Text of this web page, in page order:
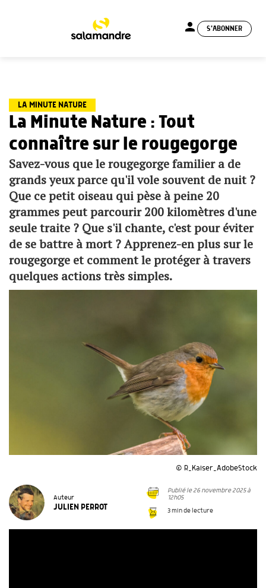
person S'ABONNER
LA MINUTE NATURE
La Minute Nature : Tout
connaître sur le rougegorge
Savez-vous que le rougegorge familier a de
grands yeux parce qu'il vole souvent de nuit ?
Que ce petit oiseau qui pèse à peine 20
grammes peut parcourir 200 kilomètres d'une
seule traite ? Que s'il chante, c'est pour éviter
de se battre à mort ? Apprenez-en plus sur le
rougegorge et comment le protéger à travers
quelques actions très simples.
© R_Kaiser_AdobeStock
Auteur
JULIEN PERROT
Publié le 26 novembre 2025 à
12h05
3 min de lecture